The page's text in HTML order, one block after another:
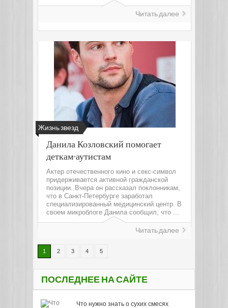
Читать далее
Жизнь звезд
Данила Козловский помогает
деткам-аутистам
Актер отечественного кино и секс-символ
придерживается активной гражданской
позиции. Вчера он рассказал поклонникам,
что в Санкт-Петербурге заработал
специализированный медицинский центр. В
своем микроблоге Данила сообщил, что ...
Читать далее
1 2 3 4 5
ПОСЛЕДНЕЕ НА САЙТЕ
Что нужно знать о сухих смесях